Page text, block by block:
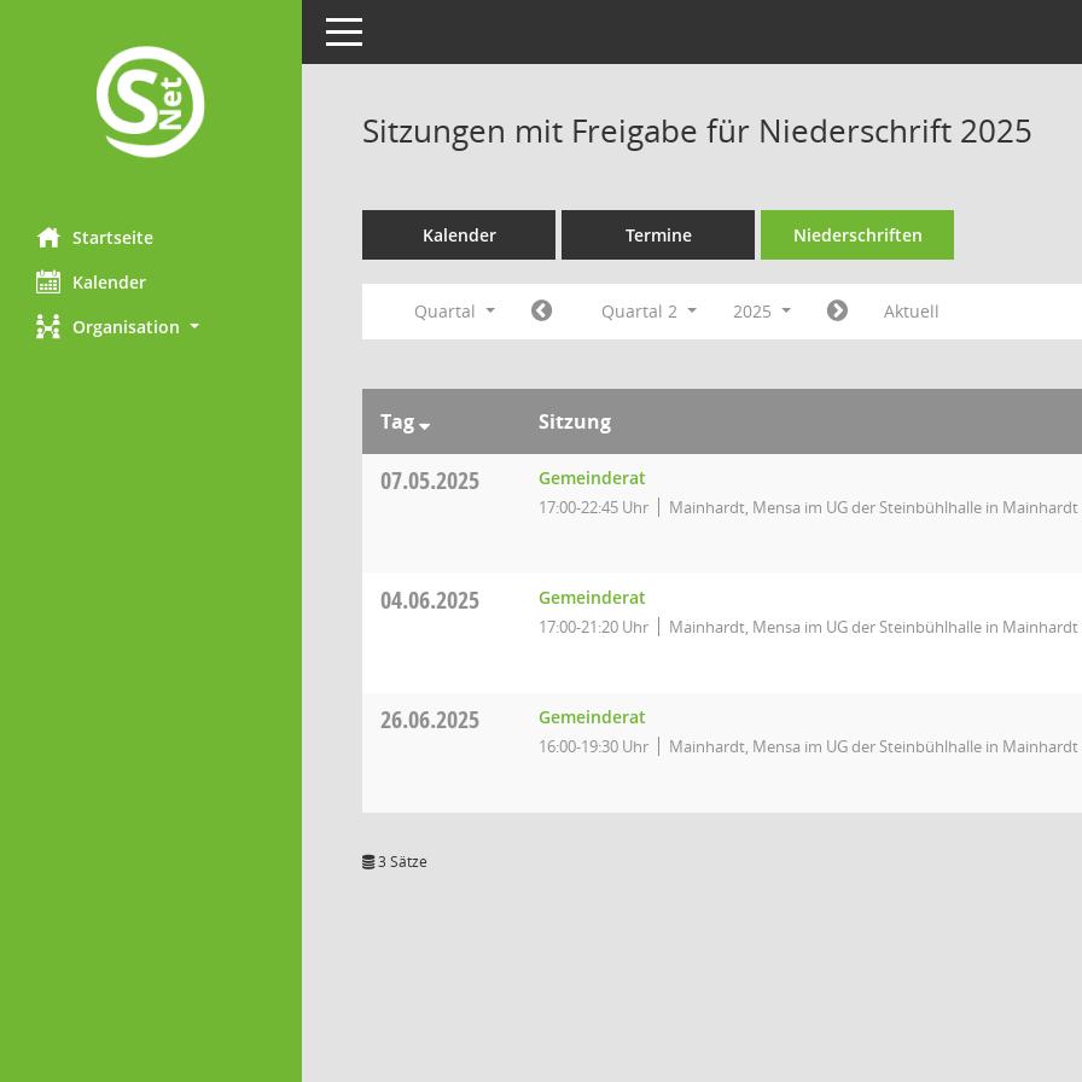
Startseite
Kalender
Organisation
Toggle navigation
Sitzungen mit Freigabe für Niederschrift 2025
Kalender Termine Niederschriften
Quartal Quartal 2 2025 Aktuell
Tag Sitzung
07.05.2025 Gemeinderat
17:00-22:45 Uhr Mainhardt, Mensa im UG der Steinbühlhalle in Mainhardt
04.06.2025 Gemeinderat
17:00-21:20 Uhr Mainhardt, Mensa im UG der Steinbühlhalle in Mainhardt
26.06.2025 Gemeinderat
16:00-19:30 Uhr Mainhardt, Mensa im UG der Steinbühlhalle in Mainhardt
3 Sätze